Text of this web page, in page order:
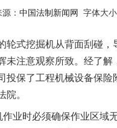
： 中国法制新闻网 字体大
式挖掘机从背面刮碰，
未注意观察所致。经了解
投保了工程机械设备保险
。
业时必须确保作业区域